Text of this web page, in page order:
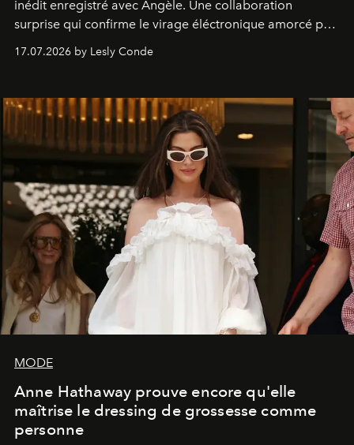
inédit enregistré avec Angèle. Une collaboration
surprise qui confirme le virage éléctronique amorcé par
la chanteuse belge.
17.07.2026 by Lesly Conde
MODE
Anne Hathaway prouve encore qu'elle
maîtrise le dressing de grossesse comme
personne